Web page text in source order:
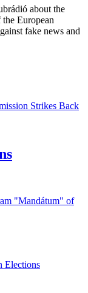
about the
the European
fake news and
Strikes Back
"Mandátum" of
Elections